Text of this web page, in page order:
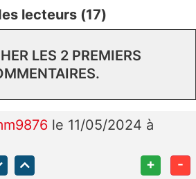
lecteurs (17)
LES 2 PREMIERS
le 11/05/2024 à
+ -